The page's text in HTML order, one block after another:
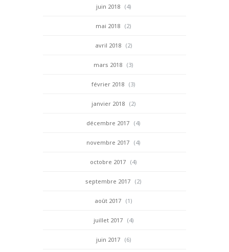
juin 2018 (4)
mai 2018 (2)
avril 2018 (2)
mars 2018 (3)
février 2018 (3)
janvier 2018 (2)
décembre 2017 (4)
novembre 2017 (4)
octobre 2017 (4)
septembre 2017 (2)
août 2017 (1)
juillet 2017 (4)
juin 2017 (6)